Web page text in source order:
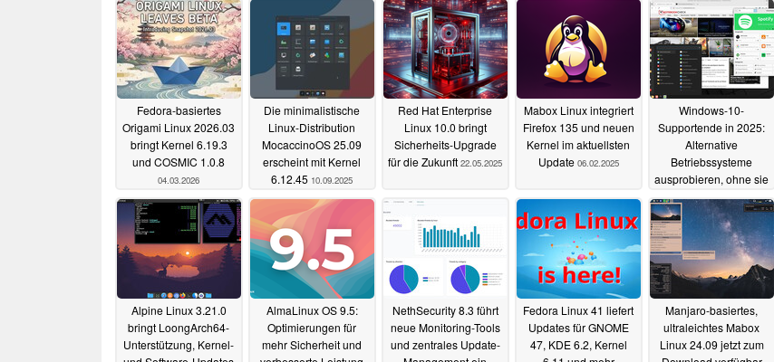
Fedora-basiertes
Origami Linux 2026.03
bringt Kernel 6.19.3
und COSMIC 1.0.8
04.03.2026
Die minimalistische
Linux-Distribution
MocaccinoOS 25.09
erscheint mit Kernel
6.12.45 10.09.2025
Red Hat Enterprise
Linux 10.0 bringt
Sicherheits-Upgrade
für die Zukunft 22.05.2025
Mabox Linux integriert
Firefox 135 und neuen
Kernel im aktuellsten
Update 06.02.2025
Windows-10-
Supportende in 2025:
Alternative
Betriebssysteme
ausprobieren, ohne sie
zu installieren02.02.2025
Alpine Linux 3.21.0
bringt LoongArch64-
Unterstützung, Kernel-
AlmaLinux OS 9.5:
Optimierungen für
mehr Sicherheit und
NethSecurity 8.3 führt
neue Monitoring-Tools
und zentrales Update-
Fedora Linux 41 liefert
Updates für GNOME
47, KDE 6.2, Kernel
Manjaro-basiertes,
ultraleichtes Mabox
Linux 24.09 jetzt zum